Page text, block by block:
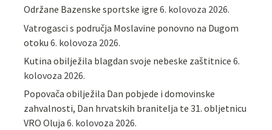
Održane Bazenske sportske igre 6. kolovoza 2026.
Vatrogasci s područja Moslavine ponovno na Dugom
otoku 6. kolovoza 2026.
Kutina obilježila blagdan svoje nebeske zaštitnice 6.
kolovoza 2026.
Popovača obilježila Dan pobjede i domovinske
zahvalnosti, Dan hrvatskih branitelja te 31. obljetnicu
VRO Oluja 6. kolovoza 2026.